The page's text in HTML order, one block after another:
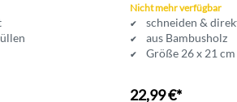
Nicht mehr verfügbar
schneiden &
aus Bambusholz
Größe 26 x 21 cm
22,99 €*